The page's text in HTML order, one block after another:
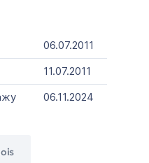
06.07.2011
11.07.2011
06.11.2024